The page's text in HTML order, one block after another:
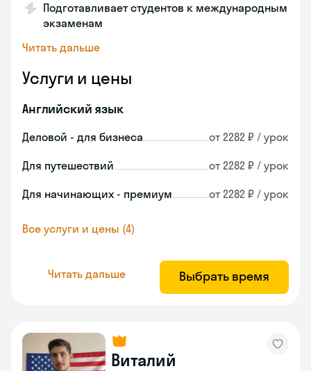
Подготавливает студентов к международным
экзаменам
Читать дальше
Услуги и цены
Английский язык
Деловой - для бизнеса от 2282 ₽ / урок
Для путешествий от 2282 ₽ / урок
Для начинающих - премиум от 2282 ₽ / урок
Все услуги и цены (4)
Читать дальше Выбрать время
Виталий